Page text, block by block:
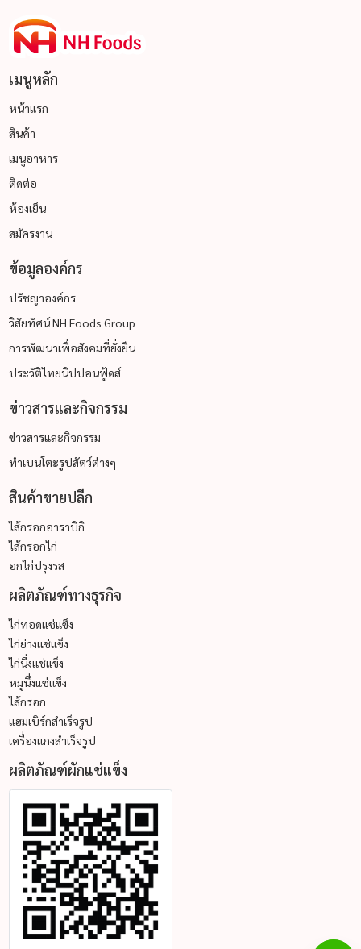
เมนูหลัก
หน้าแรก
สินค้า
เมนูอาหาร
ติดต่อ
ห้องเย็น
สมัครงาน
ข้อมูลองค์กร
ปรัชญาองค์กร
วิสัยทัศน์ NH Foods Group
การพัฒนาเพื่อสังคมที่ยั่งยืน
ประวัติไทยนิปปอนฟู้ดส์
ข่าวสารและกิจกรรม
ข่าวสารและกิจกรรม
ทำเบนโตะรูปสัตว์ต่างๆ
สินค้าขายปลีก
ไส้กรอกอาราบิกิ
ไส้กรอกไก่
อกไก่ปรุงรส
ผลิตภัณฑ์ทางธุรกิจ
ไก่ทอดแช่แข็ง
ไก่ย่างแช่แข็ง
ไก่นึ่งแช่แข็ง
หมูนึ่งแช่แข็ง
ไส้กรอก
แฮมเบิร์กสำเร็จรูป
เครื่องแกงสำเร็จรูป
ผลิตภัณฑ์ผักแช่แข็ง